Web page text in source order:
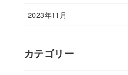
2023年11月
カテゴリー